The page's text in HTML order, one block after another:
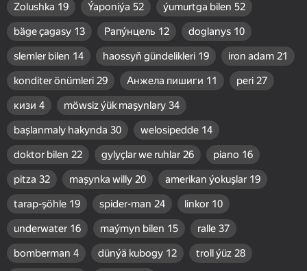
Zolushka 19 Ýaponiýa 52 ýumurtga bilen 52
bäge çagasy 13 Рапу́нцель 12 doglanys 10
slemler bilen 14 haossyň gündelikleri 19 iron adam 21
konditer önümleri 29 Анжела пишиги 11 peri 27
кизи 4 möwsiz ýük maşynlary 34
başlanmaly hakynda 30 welosipedde 14
doktor bilen 22 gylyçlar we ruhlar 26 piano 16
pitza 32 maşynka willy 20 amerikan ýokuşlar 19
tarap-şöhle 19 spider-man 24 linkor 10
underwater 16 maýmyn bilen 15 ralle 37
bomberman 4 dünýä kubogy 12 troll ýüz 28